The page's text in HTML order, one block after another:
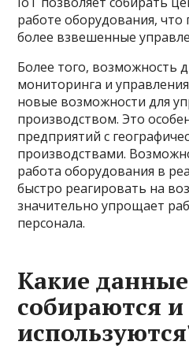
работе оборудования,
более взвешенные
Более того, возможность
мониторинга и
новые возможности для
производством. Это
предприятий с
производствами.
работа оборудования в
быстро реагировать на
значительно упрощает
персонала.
Какие данные
собираются